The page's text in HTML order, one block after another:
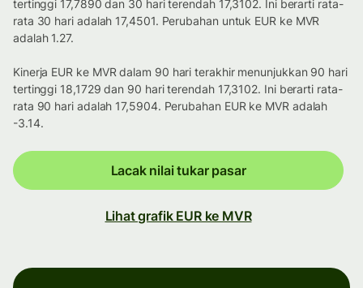
tertinggi 17,7890 dan 30 hari terendah 17,3102. Ini berarti rata-
rata 30 hari adalah 17,4501. Perubahan untuk EUR ke MVR
adalah 1.27.
Kinerja EUR ke MVR dalam 90 hari terakhir menunjukkan 90 hari
tertinggi 18,1729 dan 90 hari terendah 17,3102. Ini berarti rata-
rata 90 hari adalah 17,5904. Perubahan EUR ke MVR adalah
-3.14.
Lacak nilai tukar pasar
Lihat grafik EUR ke MVR